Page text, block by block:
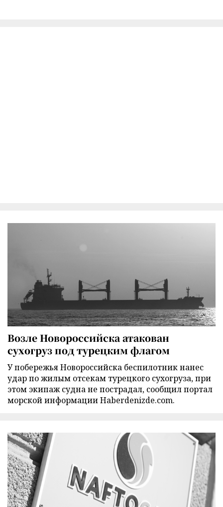
Возле Новороссийска атакован
сухогруз под турецким флагом
У побережья Новороссийска беспилотник нанес
удар по жилым отсекам турецкого сухогруза, при
этом экипаж судна не пострадал, сообщил портал
морской информации Haberdenizde.com.